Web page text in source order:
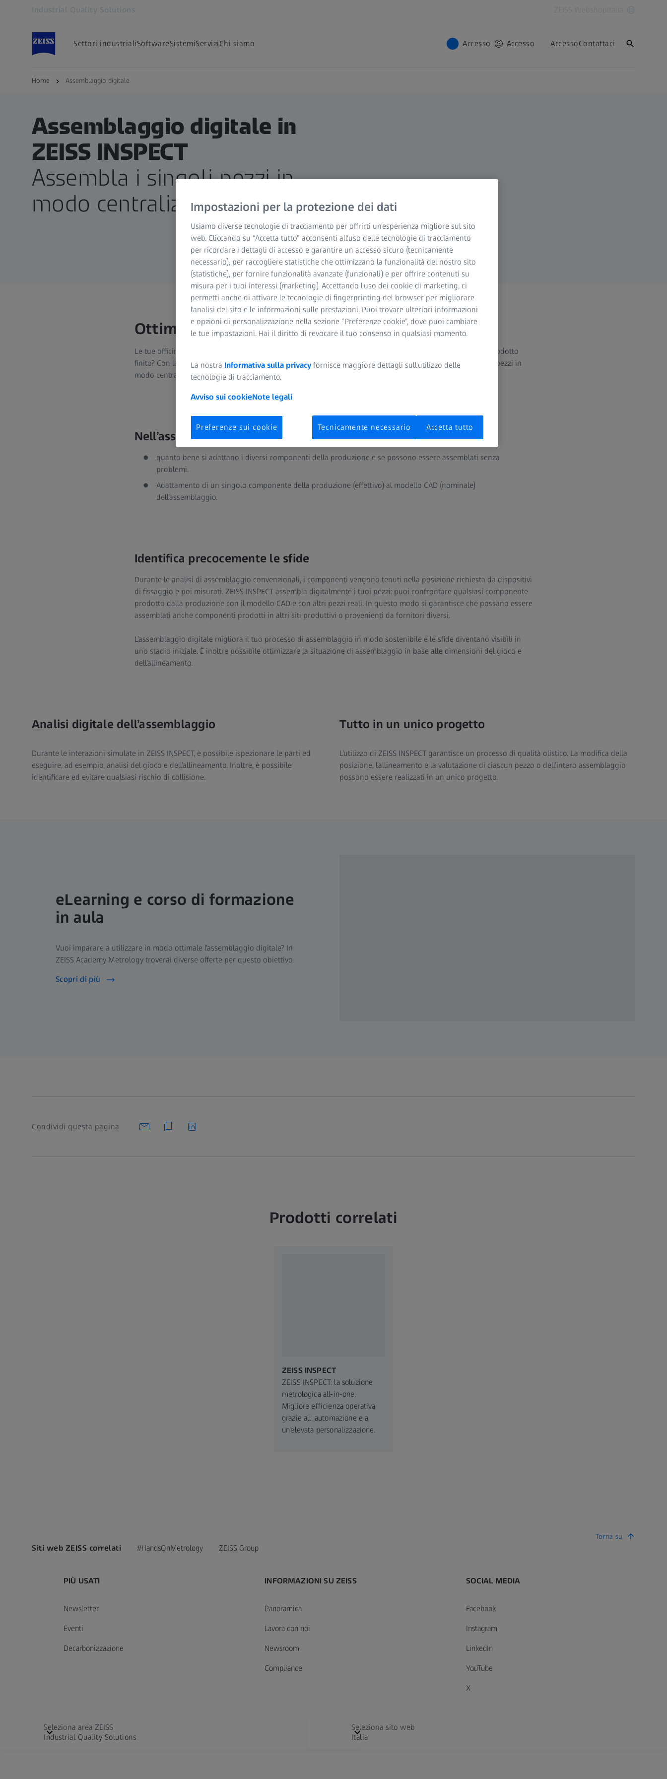
Settori industrialiSoftwareSistemiServiziChi siamo Accesso Accesso AccessoContattaci
Home Assemblaggio digitale
Assemblaggio digitale in
ZEISS INSPECT
Assembla i singoli pezzi in
modo centralizzato e digitale
Ottimizza il controllo del processo
Le tue officine sono situate in diversi luoghi e vuoi comunque effettuare un controllo qualità globale del prodotto
finito? Con la sua funzione di assemblaggio digitale, ZEISS INSPECT offre un modo per assemblare i singoli pezzi in
modo centralizzato e digitale, indipendentemente dal luogo in cui sono stati prodotti.
Nell’assemblaggio, l’analisi comporta tipicamente un controllo:
quanto bene si adattano i diversi componenti della produzione e se possono essere assemblati senza
problemi.
Adattamento di un singolo componente della produzione (effettivo) al modello CAD (nominale)
dell’assemblaggio.
Identifica precocemente le sfide
Durante le analisi di assemblaggio convenzionali, i componenti vengono tenuti nella posizione richiesta da dispositivi
di fissaggio e poi misurati. ZEISS INSPECT assembla digitalmente i tuoi pezzi: puoi confrontare qualsiasi componente
prodotto dalla produzione con il modello CAD e con altri pezzi reali. In questo modo si garantisce che possano essere
assemblati anche componenti prodotti in altri siti produttivi o provenienti da fornitori diversi.
L’assemblaggio digitale migliora il tuo processo di assemblaggio in modo sostenibile e le sfide diventano visibili in
uno stadio iniziale. È inoltre possibile ottimizzare la situazione di assemblaggio in base alle dimensioni del gioco e
dell’allineamento.
Analisi digitale dell’assemblaggio
Durante le interazioni simulate in ZEISS INSPECT, è possibile ispezionare le parti ed
eseguire, ad esempio, analisi del gioco e dell’allineamento. Inoltre, è possibile
identificare ed evitare qualsiasi rischio di collisione.
Tutto in un unico progetto
L’utilizzo di ZEISS INSPECT garantisce un processo di qualità olistico. La modifica della
posizione, l’allineamento e la valutazione di ciascun pezzo o dell’intero assemblaggio
possono essere realizzati in un unico progetto.
eLearning e corso di formazione
in aula
Vuoi imparare a utilizzare in modo ottimale l’assemblaggio digitale? In
ZEISS Academy Metrology troverai diverse offerte per questo obiettivo.
Scopri di più
Condividi questa pagina
Prodotti correlati
ZEISS INSPECT
ZEISS INSPECT: la soluzione
metrologica all-in-one.
Migliore efficienza operativa
grazie all' automazione e a
un'elevata personalizzazione.
Torna su
Siti web ZEISS correlati #HandsOnMetrology ZEISS Group
PIÙ USATI
Newsletter
Eventi
Decarbonizzazione
INFORMAZIONI SU ZEISS
Panoramica
Lavora con noi
Newsroom
Compliance
SOCIAL MEDIA
Facebook
Instagram
LinkedIn
YouTube
X
Seleziona area ZEISS
Industrial Quality Solutions
Seleziona sito web
Italia
Impostazioni per la protezione dei dati
Usiamo diverse tecnologie di tracciamento per offrirti un'esperienza migliore sul sito
web. Cliccando su “Accetta tutto” acconsenti all'uso delle tecnologie di tracciamento
per ricordare i dettagli di accesso e garantire un accesso sicuro (tecnicamente
necessario), per raccogliere statistiche che ottimizzano la funzionalità del nostro sito
(statistiche), per fornire funzionalità avanzate (funzionali) e per offrire contenuti su
misura per i tuoi interessi (marketing). Accettando l'uso dei cookie di marketing, ci
permetti anche di attivare le tecnologie di fingerprinting del browser per migliorare
l'analisi del sito e le informazioni sulle prestazioni. Puoi trovare ulteriori informazioni
e opzioni di personalizzazione nella sezione “Preferenze cookie”, dove puoi cambiare
le tue impostazioni. Hai il diritto di revocare il tuo consenso in qualsiasi momento.
La nostra Informativa sulla privacyfornisce maggiore dettagli sull'utilizzo delle
tecnologie di tracciamento.
Avviso sui cookieNote legali
Preferenze sui cookie Tecnicamente necessario Accetta tutto